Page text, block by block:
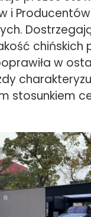
i
chińskich
w
stosunkiem